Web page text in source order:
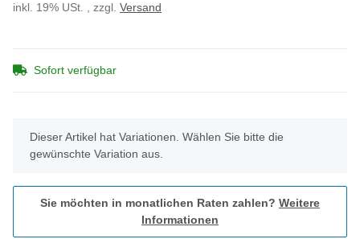
inkl. 19% USt. , zzgl. Versand
Sofort verfügbar
x
Dieser Artikel hat Variationen. Wählen Sie bitte die
gewünschte Variation aus.
Sie möchten in monatlichen Raten zahlen? Weitere
Informationen